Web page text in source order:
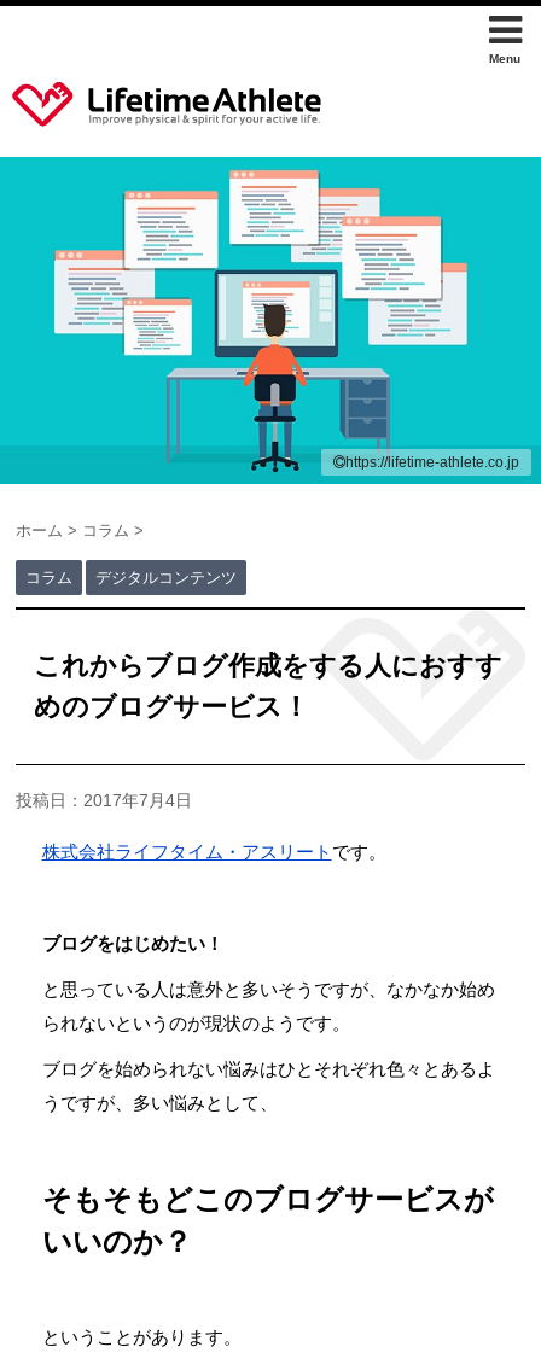
https://lifetime-athlete.co.jp
ホーム > コラム >
コラム デジタルコンテンツ
これからブログ作成をする人におすす
めのブログサービス！
投稿日：2017年7月4日
株式会社ライフタイム・アスリート です。
ブログをはじめたい！
と思っている人は意外と多いそうですが、なかなか始め
られないというのが現状のようです。
ブログを始められない悩みはひとそれぞれ色々とあるよ
うですが、多い悩みとして、
そもそもどこのブログサービスが
いいのか？
ということがあります。